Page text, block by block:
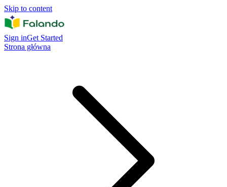
Skip to content
Sign inGet Started
Strona główna